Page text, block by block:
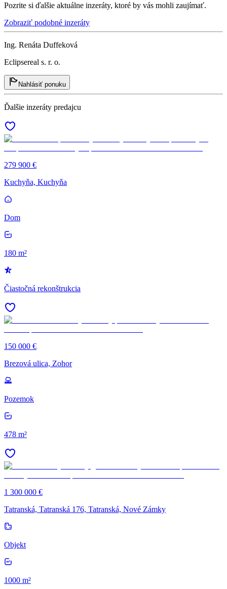
Pozrite si ďalšie aktuálne inzeráty, ktoré by vás mohli zaujímať.
Zobraziť podobné inzeráty
Ing. Renáta Duffeková
Eclipsereal s. r. o.
Nahlásiť ponuku
Ďalšie inzeráty predajcu
279 900 €
Kuchyňa, Kuchyňa
Dom
180 m²
Čiastočná rekonštrukcia
150 000 €
Brezová ulica, Zohor
Pozemok
478 m²
1 300 000 €
Tatranská, Tatranská 176, Tatranská, Nové Zámky
Objekt
1000 m²